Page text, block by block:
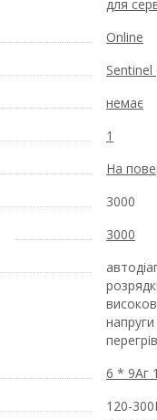
для
Online
Sentinel
немає
1
На
3000
3000
6 * 9Аг
120-